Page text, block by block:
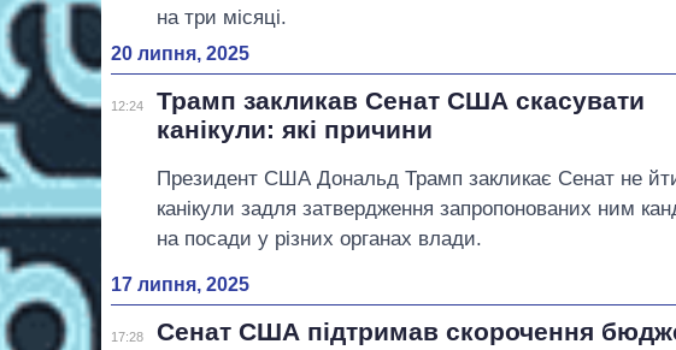
на три місяці.
20 липня, 2025
12:24
Трамп закликав Сенат США скасувати
канікули: які причини
Президент США Дональд Трамп закликає Сенат не йти
канікули задля затвердження запропонованих ним
на посади у різних органах влади.
17 липня, 2025
17:28 Сенат США підтримав скорочення